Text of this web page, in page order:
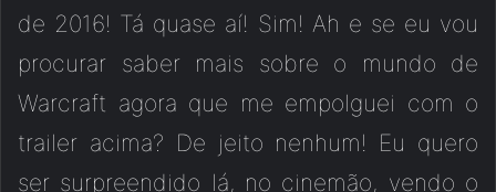
de 2016! Tá quase aí! Sim! Ah e se eu vou
procurar saber mais sobre o mundo de
Warcraft agora que me empolguei com o
trailer acima? De jeito nenhum! Eu quero
ser surpreendido lá, no cinemão, vendo o